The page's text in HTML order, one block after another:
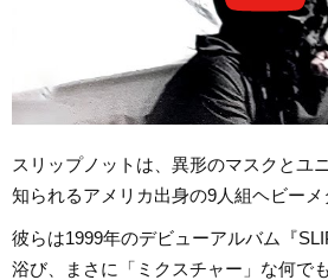
スリップノットは、異形のマスクとユ
知られるアメリカ出身の9人組ヘビーメ
彼らは1999年のデビューアルバム『
浴び、まさに「ミクスチャー」な何で